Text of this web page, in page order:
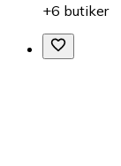
+6 butiker